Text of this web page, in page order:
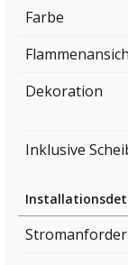
Farbe
Dekoration
Inklusive